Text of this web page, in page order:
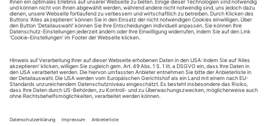
verbreitet und wird weltweit von Fachleuten gelesen.
Sie erhalten Zugang zum Online-Archiv der BTR und
können sowohl das aktuelle ePaper als auch das ePaper-
Archiv über Ihren Account auf www.der-theaterverlag.de
einsehen. Das Abonnement hat eine Laufzeit von einem
Monat und verlängert sich jeweils um einen weiteren
Monat, sofern es nicht vom Kunden auf der Seite „Mein
Konto/Meine Bestellungen“ auf www.der-theaterverlag.de